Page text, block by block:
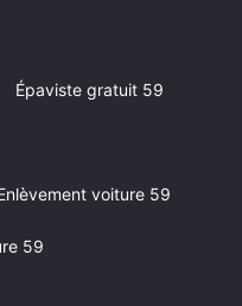
Épaviste gratuit 59
voiture 59
59